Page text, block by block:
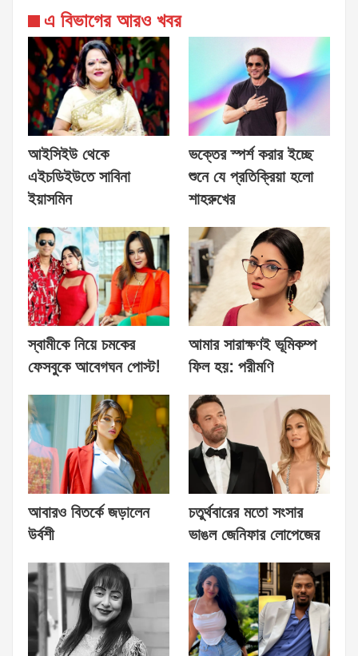
এ বিভাগের আরও খবর
আইসিইউ থেকে
এইচডিইউতে সাবিনা
ইয়াসমিন
ভক্তের স্পর্শ করার ইচ্ছে
শুনে যে প্রতিক্রিয়া হলো
শাহরুখের
স্বামীকে নিয়ে চমকের
ফেসবুকে আবেগঘন পোস্ট!
আমার সারাক্ষণই ভূমিকম্প
ফিল হয়: পরীমণি
আবারও বিতর্কে জড়ালেন
উর্বশী
চতুর্থবারের মতো সংসার
ভাঙল জেনিফার লোপেজের